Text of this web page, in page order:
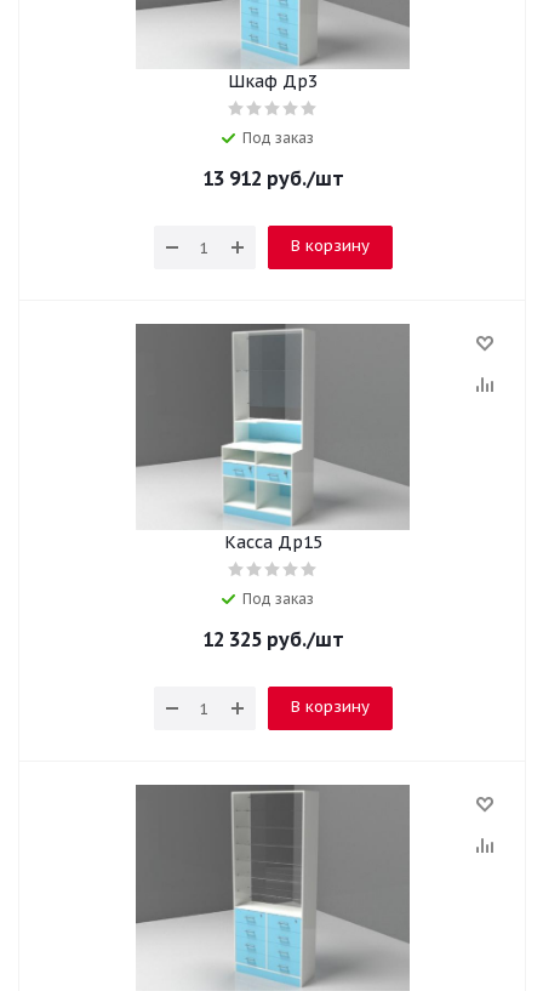
Шкаф Др3
Под заказ
13 912 руб./шт
В корзину
Касса Др15
Под заказ
12 325руб./шт
В корзину